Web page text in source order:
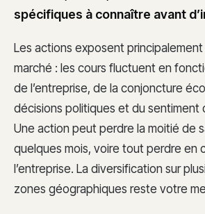
spécifiques à connaître avant
Les actions exposent
marché : les cours fluctuent en
de l’entreprise, de la conjoncture
décisions politiques et du sentiment
Une action peut perdre la moitié de
quelques mois, voire tout perdre en
l’entreprise. La diversification sur
zones géographiques reste votre